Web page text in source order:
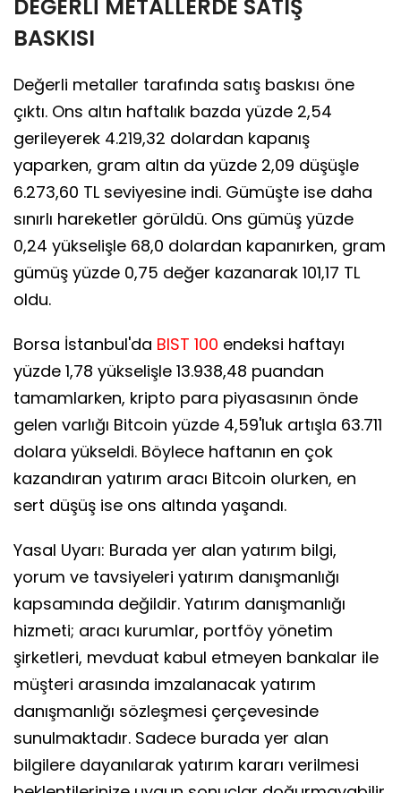
DEĞERLİ METALLERDE SATIŞ
BASKISI
Değerli metaller tarafında satış baskısı öne
çıktı. Ons altın haftalık bazda yüzde 2,54
gerileyerek 4.219,32 dolardan kapanış
yaparken, gram altın da yüzde 2,09 düşüşle
6.273,60 TL seviyesine indi. Gümüşte ise daha
sınırlı hareketler görüldü. Ons gümüş yüzde
0,24 yükselişle 68,0 dolardan kapanırken, gram
gümüş yüzde 0,75 değer kazanarak 101,17 TL
oldu.
Borsa İstanbul'da BIST 100 endeksi haftayı
yüzde 1,78 yükselişle 13.938,48 puandan
tamamlarken, kripto para piyasasının önde
gelen varlığı Bitcoin yüzde 4,59'luk artışla 63.711
dolara yükseldi. Böylece haftanın en çok
kazandıran yatırım aracı Bitcoin olurken, en
sert düşüş ise ons altında yaşandı.
Yasal Uyarı: Burada yer alan yatırım bilgi,
yorum ve tavsiyeleri yatırım danışmanlığı
kapsamında değildir. Yatırım danışmanlığı
hizmeti; aracı kurumlar, portföy yönetim
şirketleri, mevduat kabul etmeyen bankalar ile
müşteri arasında imzalanacak yatırım
danışmanlığı sözleşmesi çerçevesinde
sunulmaktadır. Sadece burada yer alan
bilgilere dayanılarak yatırım kararı verilmesi